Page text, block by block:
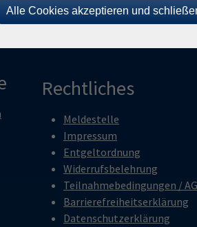
Rechtliches
Meldestelle
Impressum
Entgeltordnung
Widerrufsbelehrung
Teilnahmebedingungen /
Barrierefreiheitserklärung
Datenschutzerklärung
Alle Cookies akzeptieren und